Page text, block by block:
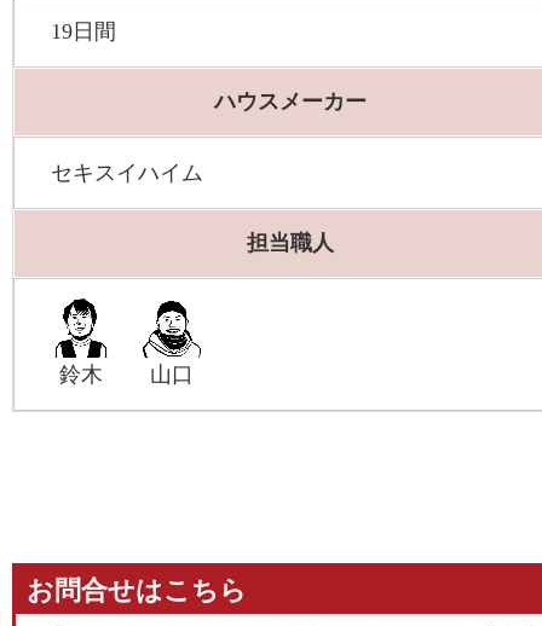
19日間
ハウスメーカー
セキスイハイム
担当職人
鈴木 山口
お問合せはこちら